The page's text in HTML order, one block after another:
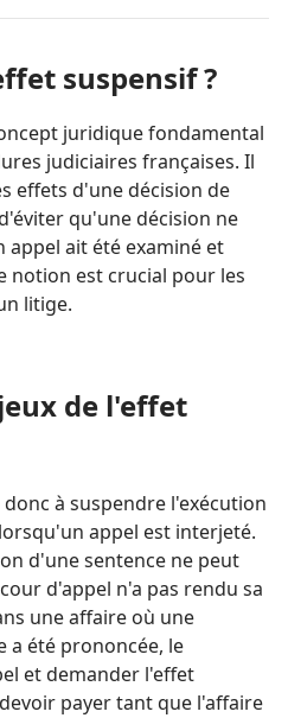
suspensif ?
juridique fondamental
judiciaires françaises. Il
effets d'une décision de
qu'une décision ne
appel ait été examiné et
notion est crucial pour les
litige.
de l'effet
à suspendre l'exécution
appel est interjeté.
d'une sentence ne peut
d'appel n'a pas rendu sa
une affaire où une
a été prononcée, le
et demander l'effet
payer tant que l'affaire